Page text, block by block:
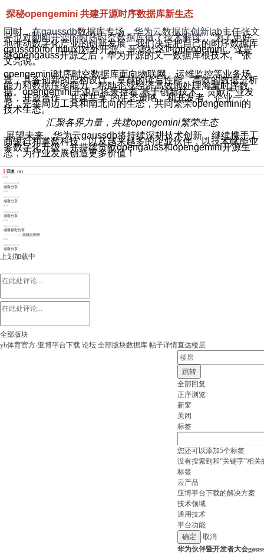
探秘opengemini 共建开源时序数据库新生态
同时，在gaussdb数据库专场，华为云数据库创新lab主任张文
亮也对刚刚开源的时序时空数据库做了技术解读。“为了更好
地推动数字化产业的创新发展，我们决定把自己的时序数据库
gaussdb(for influx)对外开源，开源社区叫opengemini，这是
继opengauss开源之后，华为开源的又一数据库根技术。”张
文亮说。
opengemini时序时空数据库面向物联网、运维监控等业务场
景，具备创新的架构设计、卓越的读写性能、高效的数据分析
能力和数据压缩能力，帮助企业经济高效地处理海量时序数
据。opengemini开源后将秉持着“基于创新技术、贡献产业发
展，开放合作，共建共享”的生态策略，和开发者、企业一
起，完善周边工具和南北向的生态，共同繁荣opengemini的
技术生态。
汇聚各界力量，共建opengemini繁荣生态
展望未来，华为云gaussdb将持续深耕技术创新，继续携手工
商银行和掌数科技，以及越来越多的企业伙伴，以技术赋能业
务数字化升级，并持续贡献opengauss和opengemini开源生
态，为行业发展创造更多价值！
回复（5）
0 0
2022/6/16 21:24
感谢分享
0 0
2022/6/17 12:42
感谢分享
0 0
2022/6/19 09:31
感谢分享
0 0
2022/6/19 16:28
感谢精彩分享
--- 高级云网管
0 0
2022/6/21 21:38
感谢分享
上划加载中
全部版块
yb体育官方-亚博平台下载 论坛 全部版块数据库 帖子详情直达楼层
跳转
全部回复
正序浏览
新窗
关闭
标签
您还可以添加5个标签
没有搜索到和“关键字”相关
标签
云产品
亚博平台下载的解决方案
技术领域
通用技术
平台功能
取消
华为伙伴暨开发者大会